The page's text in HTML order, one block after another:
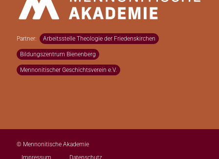
Partner: Arbeitsstelle Theologie der Friedenskirchen
Bildungszentrum Bienenberg
Mennonitischer Geschichtsverein e.V.
© Mennonitische Akademie